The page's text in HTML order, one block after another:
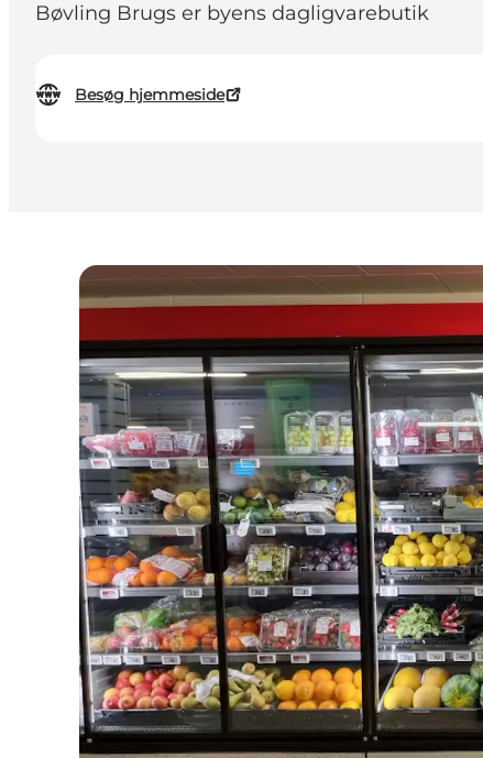
Bøvling Brugs er byens dagligvarebutik
Besøg hjemmeside